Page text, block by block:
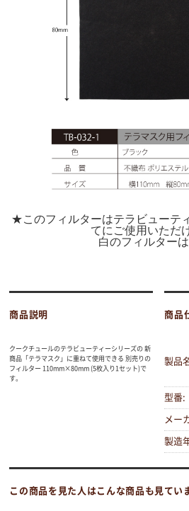
★このフィルターはテラビューテ
てにご使用いただ
白のフィルターは
商品説明
クークチュールのテラビューティーシリーズの 新
商品「テラマスク」に重ねて使用できる 別売りの
フィルター 110mm×80mm (5枚入り1セット)で
す。
商品
製品
型番:
メー
製造
この商品を見た人はこんな商品も見てい